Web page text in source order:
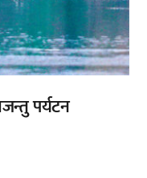
पर्यटन